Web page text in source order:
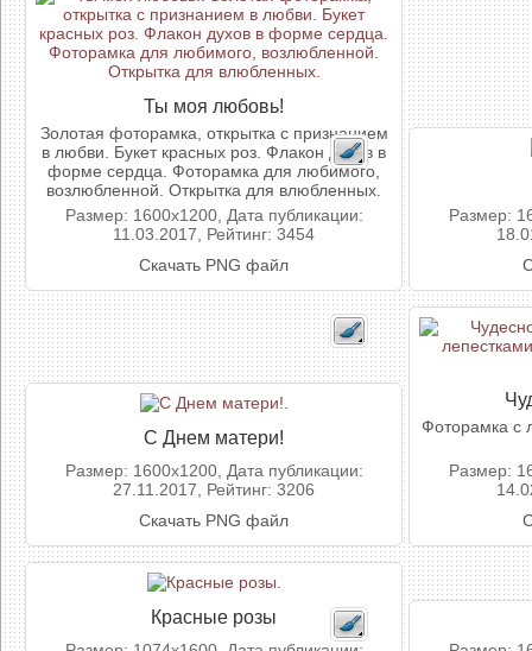
Ты моя любовь!
Золотая фоторамка, открытка с признанием
в любви. Букет красных роз. Флакон духов в
форме сердца. Фоторамка для любимого,
возлюбленной. Открытка для влюбленных.
Размер: 1600x1200, Дата публикации:
11.03.2017, Рейтинг: 3454
Скачать PNG файл
Размер:
С Днем матери!
Размер: 1600x1200, Дата публикации:
27.11.2017, Рейтинг: 3206
Скачать PNG файл
Фоторамка с
Размер:
Красные розы